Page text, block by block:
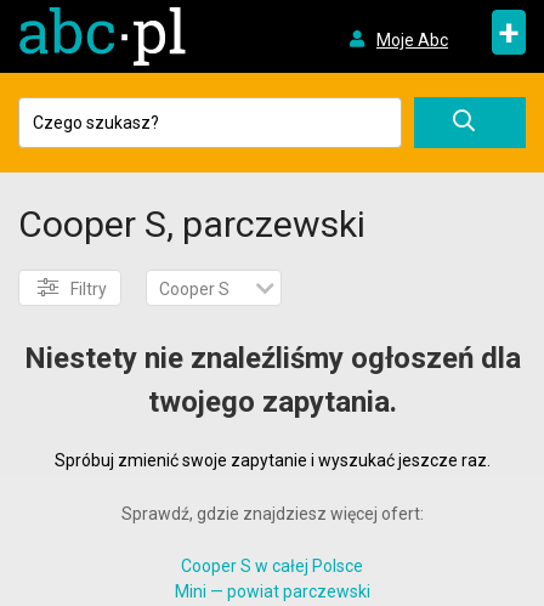
Moje Abc +
Cooper S, parczewski
Filtry Cooper S
Niestety nie znaleźliśmy ogłoszeń dla
twojego zapytania.
Spróbuj zmienić swoje zapytanie i wyszukać jeszcze raz.
Sprawdź, gdzie znajdziesz więcej ofert:
Cooper S w całej Polsce
Mini — powiat parczewski